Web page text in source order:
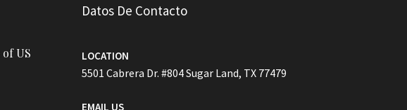
US
Datos De Contacto
LOCATION
5501 Cabrera Dr. #804 Sugar Land, TX 77479
EMAIL US